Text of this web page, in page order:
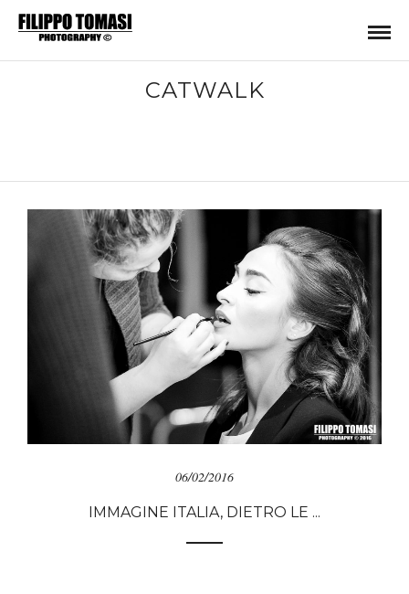
CATWALK
06/02/2016
IMMAGINE ITALIA, DIETRO LE ...